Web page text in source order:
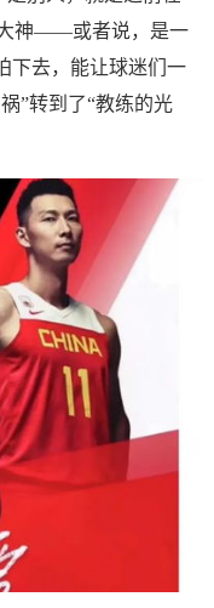
神——或者说，是一
下去，能让球迷们一
”转到了“教练的光